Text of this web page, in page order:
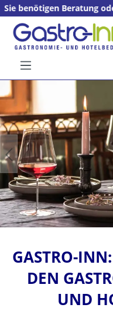
springen
oder haben Fragen
Willkommens­rabatt**
für neue Kunden
GASTRO-
DEN
UND